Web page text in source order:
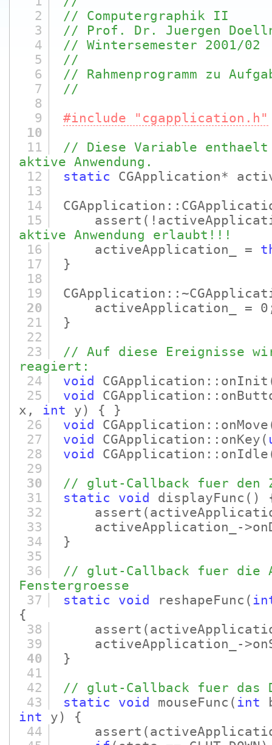
2
// Computergraphik II
3
// Prof. Dr. Juergen
4
// Wintersemester 2001/02
5
//
6
// Rahmenprogramm zu
7
//
8
9
#include "cgapplication.h"
10
11
// Diese Variable
aktive Anwendung.
12
static CGApplication*
13
14
15
assert
aktive Anwendung erlaubt!!!
16
activeApplication_ =
17
}
18
19
20
activeApplication_ =
21
}
22
23
// Auf diese Ereignisse
reagiert:
24
void CGApplication::onInit
25
void
x, int y)
{ }
26
void CGApplication::onMove
27
void CGApplication::onKey (
28
void CGApplication::onIdle
29
30
// glut-Callback fuer den
31
static void displayFunc ()
32
assert
33
activeApplication_-
34
}
35
36
// glut-Callback fuer die
Fenstergroesse
37
static void reshapeFunc (
{
38
assert
39
activeApplication_-
40
}
41
42
// glut-Callback fuer das
43
static void mouseFunc ( int
int y)
{
44
assert